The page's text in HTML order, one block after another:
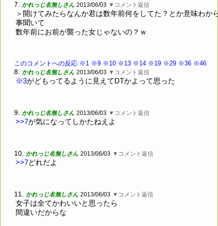
7. かれっじ名無しさん 2013/06/03 ▼コメント返信
＞開けてみたらなんか君は数年前何をしてた？とか意味わか
事聞いて
数年前にお前が襲った女じゃないの？ｗ
このコメントへの反応:※1 ※9 ※10 ※13 ※14 ※19 ※29 ※36 ※46
8. かれっじ名無しさん 2013/06/03 ▼コメント返信
※3がどもってるように見えてDTかよって思った
9. かれっじ名無しさん 2013/06/03 ▼コメント返信
>>7が気になってしかたねえよ
10. かれっじ名無しさん 2013/06/03 ▼コメント返信
>>7どれだよ
11. かれっじ名無しさん 2013/06/03 ▼コメント返信
女子は全てかわいいと思ったら
間違いだからな